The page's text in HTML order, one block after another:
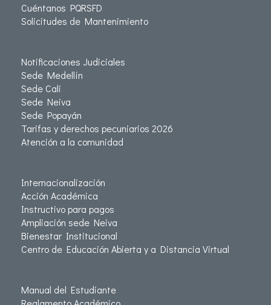
Cuéntanos PQRSFD
Solicitudes de Mantenimiento
Notificaciones Judiciales
Sede Medellín
Sede Cali
Sede Neiva
Sede Popayán
Tarifas y derechos pecuniarios 2026
Atención a la comunidad
Internacionalización
Acción Académica
Instructivo para pagos
Ampliación sede Neiva
Bienestar Institucional
Centro de Educación Abierta y a Distancia Virtual
Manual del Estudiante